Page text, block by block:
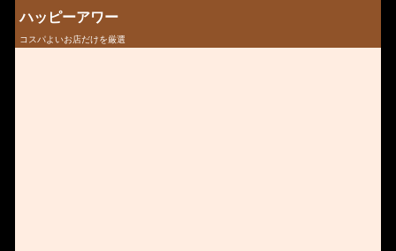
ハッピーアワー
コスパよいお店だけを厳選